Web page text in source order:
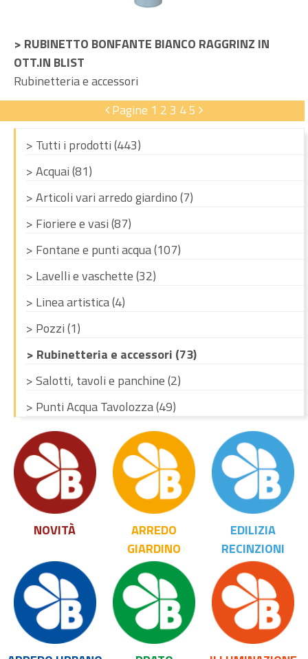
> RUBINETTO BONFANTE BIANCO RAGGRINZ IN
OTT.IN BLIST
Rubinetteria e accessori
Pagine 1 2 3 45
> Tutti i prodotti (443)
> Acquai (81)
> Articoli vari arredo giardino (7)
> Fioriere e vasi (87)
> Fontane e punti acqua (107)
> Lavelli e vaschette (32)
> Linea artistica (4)
> Pozzi (1)
> Rubinetteria e accessori (73)
> Salotti, tavoli e panchine (2)
> Punti Acqua Tavolozza (49)
NOVITÀ
ARREDO
GIARDINO
EDILIZIA
RECINZIONI